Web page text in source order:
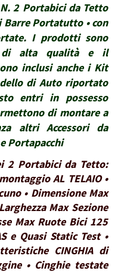
2 Portabici da Tetto
Barre Portatutto • con
I prodotti sono
di alta qualità e il
inclusi anche i Kit
di Auto riportato
entri in possesso
di montare a
altri Accessori da
Portapacchi
2 Portabici da Tetto:
AL TELAIO •
• Dimensione Max
Max Sezione
Max Ruote Bici 125
e Quasi Static Test •
CINGHIA di
• Cinghie testate